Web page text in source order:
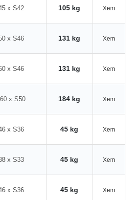
x S42 105 kg Xem
x S46 131 kg Xem
x S46 131 kg Xem
x S50 184 kg Xem
x S36 45 kg Xem
x S33 45 kg Xem
x S36 45 kg Xem